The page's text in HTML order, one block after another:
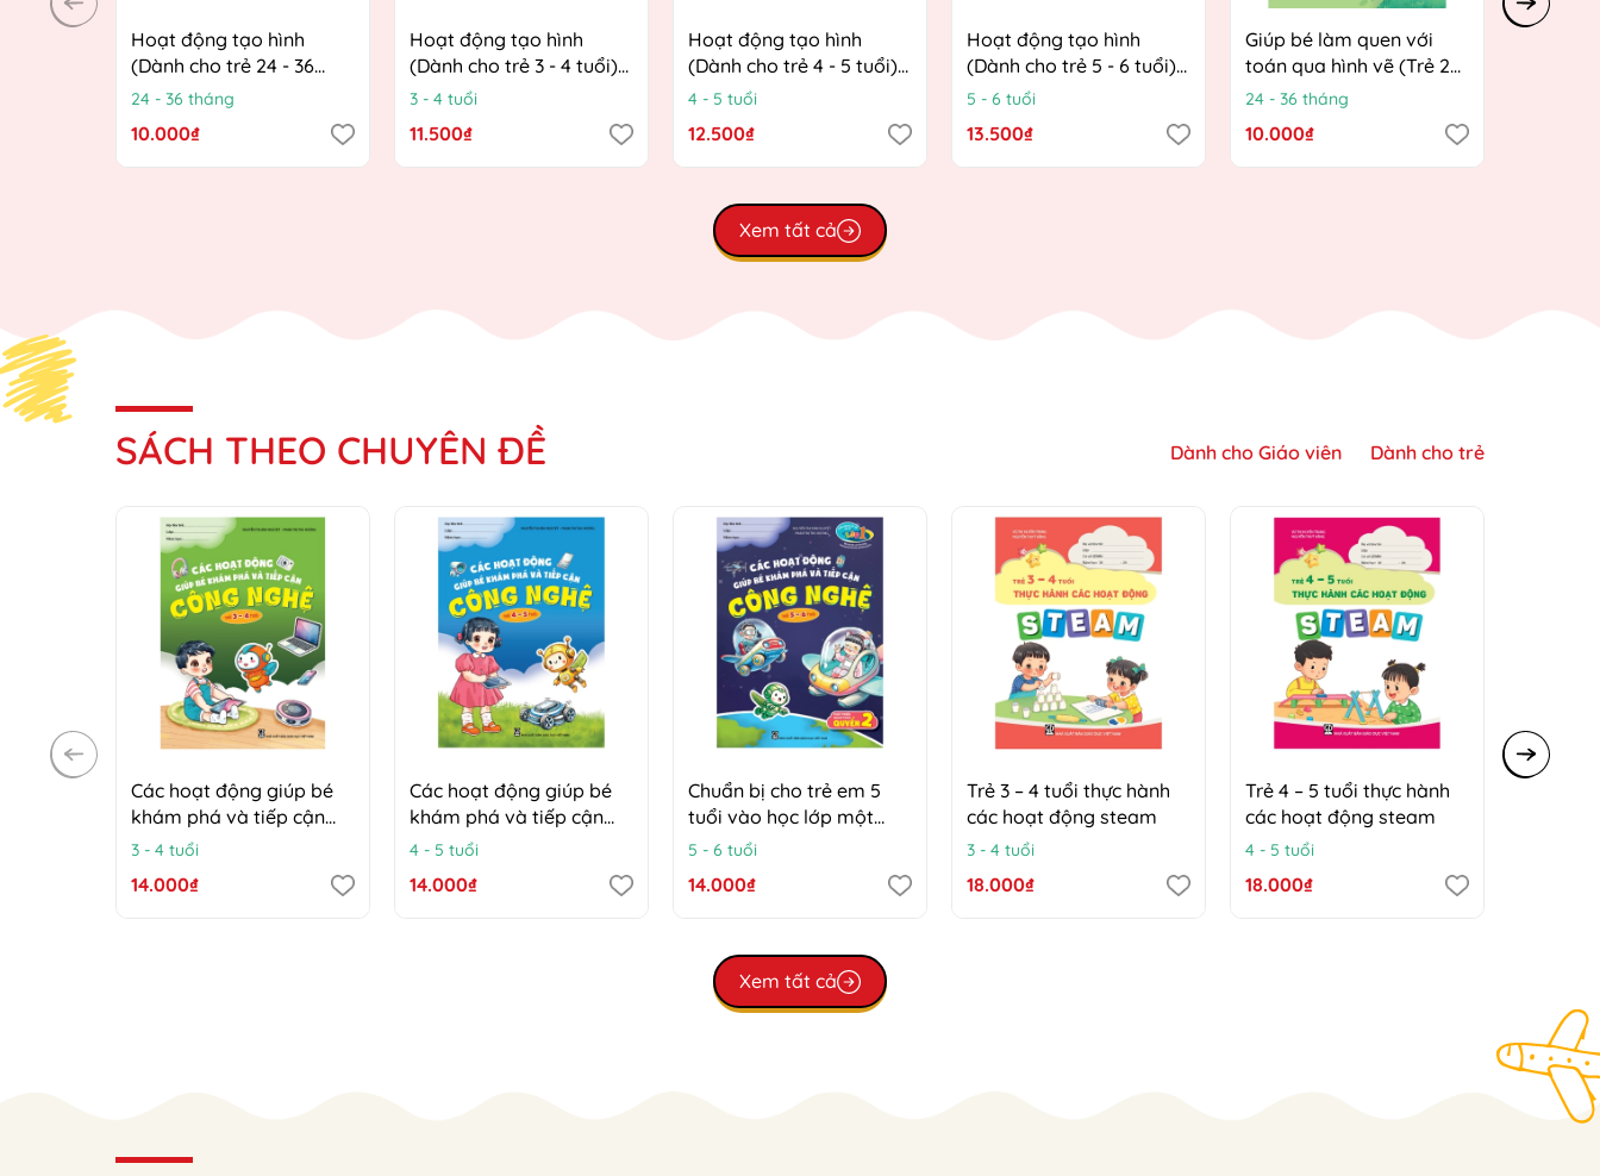
Hoạt động tạo hình
(Dành cho trẻ 24 - 36
tháng tuổi) (Theo định
hướng Chương trình Giáo
dục mầm non mới)
24 - 36 tháng
10.000₫
Hoạt động tạo hình
(Dành cho trẻ 3 - 4 tuổi)
(Theo định hướng
mầm non mới)
3 - 4 tuổi
11.500₫
Hoạt động tạo hình
(Dành cho trẻ 4 - 5 tuổi)
(Theo định hướng
mầm non mới)
4 - 5 tuổi
12.500₫
Hoạt động tạo hình
(Dành cho trẻ 5 - 6 tuổi)
(Theo định hướng
mầm non mới)
5 - 6 tuổi
13.500₫
Giúp bé làm quen với
toán qua hình vẽ (Trẻ 24
- 36 tháng tuổi) (Theo
định hướng Chương trình
Giáo dục mầm non mới)
24 - 36 tháng
10.000₫
Xem tất cả
SÁCH THEO CHUYÊN ĐỀ Dành cho Giáo viên Dành cho trẻ
Các hoạt động giúp bé
khám phá và tiếp cận
công nghệ (Trẻ 3 - 4 tuổi)
3 - 4 tuổi
14.000₫
Các hoạt động giúp bé
khám phá và tiếp cận
công nghệ (Trẻ 4 - 5 tuổi)
4 - 5 tuổi
14.000₫
Chuẩn bị cho trẻ em 5
tuổi vào học lớp một
(Đáp ứng yêu cầu liên
thông chương trình giáo
dục phổ thông 2018) –
giúp bé khám phá và
tiếp cận công nghệ (Trẻ
5 - 6 tuổi
14.000₫
Trẻ 3 – 4 tuổi thực hành
các hoạt động steam
3 - 4 tuổi
18.000₫
Trẻ 4 – 5 tuổi thực hành
các hoạt động steam
4 - 5 tuổi
18.000₫
Xem tất cả